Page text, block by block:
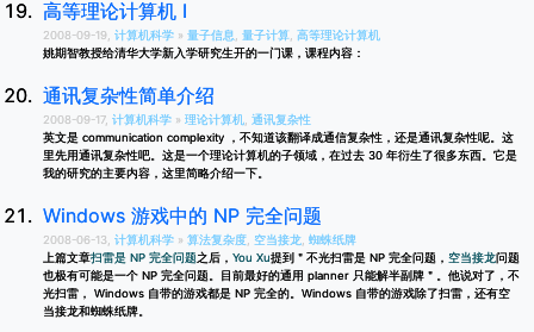
高等理论计算机 I
2008-09-19, 计算机科学 » 量子信息, 量子计算, 高等理论计算机
姚期智教授给清华大学新入学研究生开的一门课，课程内容：
通讯复杂性简单介绍
2008-09-17, 计算机科学 » 理论计算机, 通讯复杂性
英文是 communication complexity ，不知道该翻译成通信复杂性，还是通讯复杂性呢。这
里先用通讯复杂性吧。这是一个理论计算机的子领域，在过去 30 年衍生了很多东西。它是
我的研究的主要内容，这里简略介绍一下。
Windows 游戏中的 NP 完全问题
2008-06-13, 计算机科学 » 算法复杂度, 空当接龙, 蜘蛛纸牌
上篇文章扫雷是 NP 完全问题之后， You Xu提到＂不光扫雷是 NP 完全问题， 空当接龙问题
也极有可能是一个 NP 完全问题。目前最好的通用 planner 只能解半副牌＂。他说对了，不
光扫雷， Windows 自带的游戏都是 NP 完全的。Windows 自带的游戏除了扫雷，还有空
当接龙和蜘蛛纸牌。